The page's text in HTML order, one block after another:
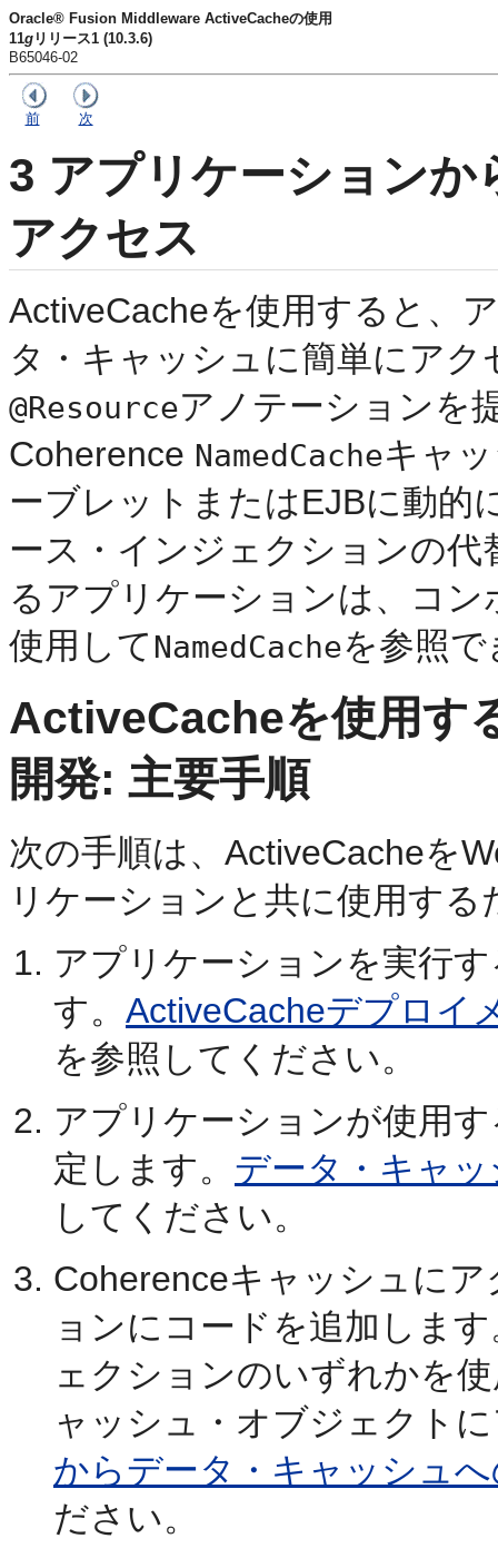
Oracle® Fusion Middleware ActiveCacheの使用
11g リリース1 (10.3.6)
B65046-02
前 次
3 アプリケーション
アクセス
ActiveCacheを使用すると、
タ・キャッシュに簡単にア
@Resourceアノテーションを
Coherence NamedCacheキャ
ーブレットまたはEJBに動的
ース・インジェクションの
るアプリケーションは、コ
使用して NamedCacheを参照
ActiveCacheを使用す
開発: 主要手順
次の手順は、ActiveCacheを
リケーションと共に使用す
アプリケーションを実行
す。 ActiveCacheデプロイ
を参照してください。
アプリケーションが使用
定します。 データ・キャ
してください。
Coherenceキャッシュに
ョンにコードを追加しま
ェクションのいずれかを
ャッシュ・オブジェクト
からデータ・キャッシュ
ださい。